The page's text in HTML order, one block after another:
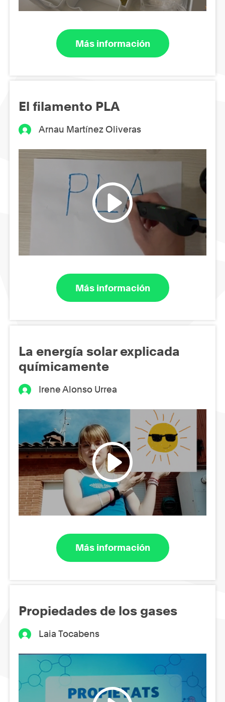
Más información
El filamento PLA
Arnau Martínez Oliveras
Más información
La energía solar explicada
químicamente
Irene Alonso Urrea
Más información
Propiedades de los gases
Laia Tocabens